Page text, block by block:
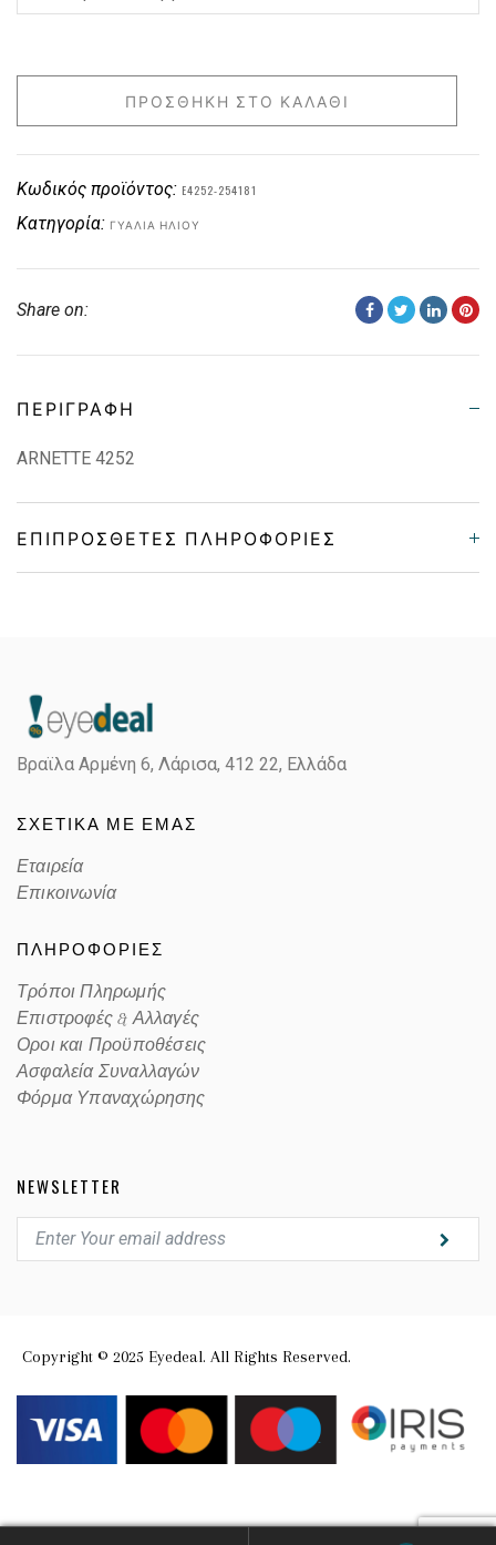
ΠΡΟΣΘΉΚΗ ΣΤΟ ΚΑΛΆΘΙ
Κωδικός προϊόντος: E4252-254181
Κατηγορία: ΓΥΑΛΙΆ ΗΛΊΟΥ
Share on:
ΠΕΡΙΓΡΑΦΉ
ARNETTE 4252
ΕΠΙΠΡΌΣΘΕΤΕΣ ΠΛΗΡΟΦΟΡΊΕΣ
Color
Lens Color POLARIZED GRAY
Color code
Βραϊλα Αρμένη 6, Λάρισα, 412 22, Ελλάδα
ΣΧΕΤΙΚΑ ΜΕ ΕΜΑΣ
Εταιρεία
Επικοινωνία
ΠΛΗΡΟΦΟΡΙΕΣ
Τρόποι Πληρωμής
Επιστροφές & Αλλαγές
Οροι και Προϋποθέσεις
Ασφαλεία Συναλλαγών
Φόρμα Υπαναχώρησης
NEWSLETTER
Copyright © 2025 Eyedeal. All Rights Reserved.